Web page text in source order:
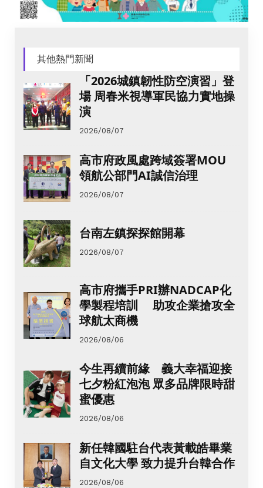
其他熱門新聞
「2026城鎮韌性防空演習」登
場 周春米視導軍民協力實地操
演
2026/08/07
高市府政風處跨域簽署MOU
領航公部門AI誠信治理
2026/08/07
台南左鎮探探館開幕
2026/08/07
高市府攜手PRI辦NADCAP化
學製程培訓 助攻企業搶攻全
球航太商機
2026/08/06
今生再續前緣 義大幸福迎接
七夕粉紅泡泡 眾多品牌限時甜
蜜優惠
2026/08/06
新任韓國駐台代表黃載皓畢業
自文化大學 致力提升台韓合作
2026/08/06